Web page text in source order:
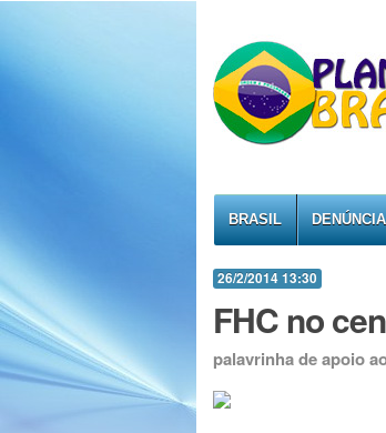
BRASIL
26/2/2014 13:30
FHC no
palavrinha de apoio